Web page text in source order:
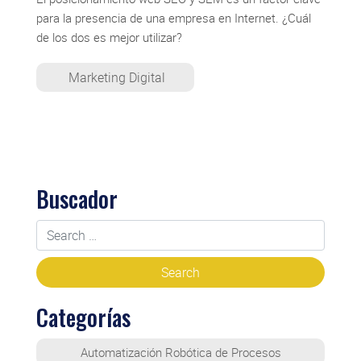
para la presencia de una empresa en Internet. ¿Cuál
de los dos es mejor utilizar?
Marketing Digital
Buscador
Categorías
Automatización Robótica de Procesos